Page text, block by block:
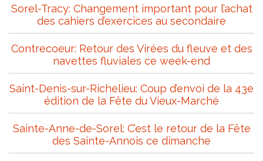
Sorel-Tracy: Changement important pour l’achat
des cahiers d’exercices au secondaire
Contrecoeur: Retour des Virées du fleuve et des
navettes fluviales ce week-end
Saint-Denis-sur-Richelieu: Coup d’envoi de la 43e
édition de la Fête du Vieux-Marché
Sainte-Anne-de-Sorel: C’est le retour de la Fête
des Sainte-Annois ce dimanche